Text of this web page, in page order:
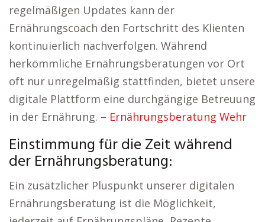
regelmäßigen Updates kann der
Ernährungscoach den Fortschritt des Klienten
kontinuierlich nachverfolgen. Während
herkömmliche Ernährungsberatungen vor Ort
oft nur unregelmäßig stattfinden, bietet unsere
digitale Plattform eine durchgängige Betreuung
in der Ernährung. – Ernährungsberatung Wehr
Einstimmung für die Zeit während
der Ernährungsberatung:
Ein zusätzlicher Pluspunkt unserer digitalen
Ernährungsberatung ist die Möglichkeit,